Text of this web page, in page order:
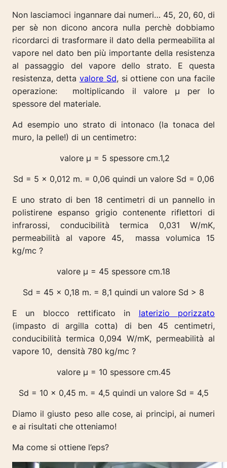
Non lasciamoci ingannare dai numeri… 45, 20, 60, di
per sè non dicono ancora nulla perchè dobbiamo
ricordarci di trasformare il dato della permeabilita al
vapore nel dato ben più importante della resistenza
al passaggio del vapore dello strato. E questa
resistenza, detta valore Sd, si ottiene con una facile
operazione: moltiplicando il valore µ per lo
spessore del materiale.
Ad esempio uno strato di intonaco (la tonaca del
muro, la pelle!) di un centimetro:
valore µ = 5 spessore cm.1,2
Sd = 5 x 0,012 m. = 0,06 quindi un valore Sd = 0,06
E uno strato di ben 18 centimetri di un pannello in
polistirene espanso grigio contenente riflettori di
infrarossi, conducibilità termica 0,031 W/mK,
permeabilità al vapore 45, massa volumica 15
kg/mc ?
valore µ = 45 spessore cm.18
Sd = 45 x 0,18 m. = 8,1 quindi un valore Sd > 8
E un blocco rettificato in laterizio porizzato
(impasto di argilla cotta) di ben 45 centimetri,
conducibilità termica 0,094 W/mK, permeabilità al
vapore 10, densità 780 kg/mc ?
valore µ = 10 spessore cm.45
Sd = 10 x 0,45 m. = 4,5 quindi un valore Sd = 4,5
Diamo il giusto peso alle cose, ai principi, ai numeri
e ai risultati che otteniamo!
Ma come si ottiene l’eps?